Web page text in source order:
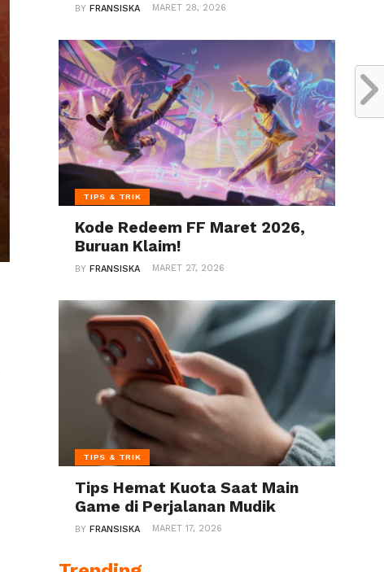
BYFRANSISKA MARET 28, 2026
TIPS & TRIK
Kode Redeem FF Maret 2026,
Buruan Klaim!
BYFRANSISKA MARET 27, 2026
TIPS & TRIK
Tips Hemat Kuota Saat Main
Game di Perjalanan Mudik
BYFRANSISKA MARET 17, 2026